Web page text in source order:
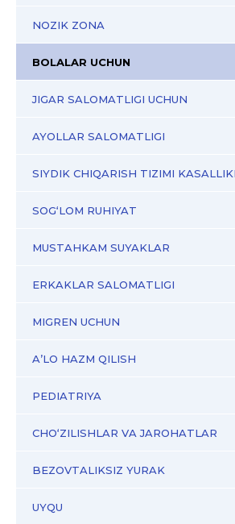
NOZIK ZONA
BOLALAR UCHUN
JIGAR SALOMATLIGI UCHUN
AYOLLAR SALOMATLIGI
SIYDIK CHIQARISH TIZIMI
SOG‘LOM RUHIYAT
MUSTAHKAM SUYAKLAR
ERKAKLAR SALOMATLIGI
MIGREN UCHUN
A’LO HAZM QILISH
PEDIATRIYA
CHO‘ZILISHLAR VA JAROHATLAR
BEZOVTALIKSIZ YURAK
UYQU